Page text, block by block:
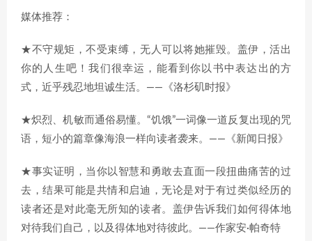
媒体推荐：
★不守规矩，不受束缚，无人可以将她摧毁。盖伊，活出
你的人生吧！我们很幸运，能看到你以书中表达出的方
式，近乎残忍地坦诚生活。——《洛杉矶时报》
★炽烈、机敏而通俗易懂。“饥饿”一词像一道反复出现的咒
语，短小的篇章像海浪一样向读者袭来。——《新闻日报》
★事实证明，当你以智慧和勇敢去直面一段扭曲痛苦的过
去，结果可能是共情和启迪，无论是对于有过类似经历的
读者还是对此毫无所知的读者。盖伊告诉我们如何得体地
对待我们自己，以及得体地对待彼此。——作家安·帕奇特